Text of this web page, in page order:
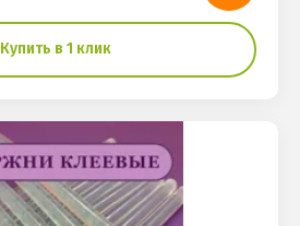
Купить в 1 клик